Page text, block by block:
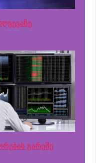
გარეშე